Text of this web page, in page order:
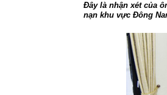
Đây là nhận xét của
nạn khu vực Đông